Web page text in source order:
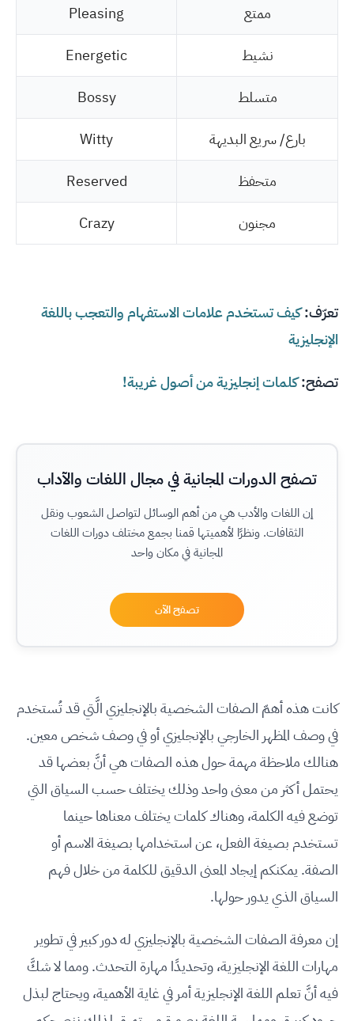
ممتع
Pleasing
نشيط
Energetic
متسلط
Bossy
بارع/ سريع البديهة
Witty
متحفظ
Reserved
مجنون
Crazy
تعرّف:كيف تستخدم علامات الاستفهام والتعجب باللغة
الإنجليزية
تصفح:كلمات إنجليزية من أصول غريبة!
تصفح الدورات المجانية في مجال اللغات والآداب
إن اللغات والأدب هي من أهم الوسائل لتواصل الشعوب ونقل
الثقافات. ونظرًا لأهميتها قمنا بجمع مختلف دورات اللغات
المجانية في مكان واحد
تصفح الآن
كانت هذه أهمّ الصفات الشخصية بالإنجليزي الَّتي قد تُستخدم
في وصف المظهر الخارجي بالإنجليزي أو في وصف شخص معين.
هنالك ملاحظة مهمة حول هذه الصفات هي أنَّ بعضها قد
يحتمل أكثر من معنى واحد وذلك يختلف حسب السياق التي
توضع فيه الكلمة، وهناك كلمات يختلف معناها حينما
تستخدم بصيغة الفعل، عن استخدامها بصيغة الاسم أو
الصفة. يمكنكم إيجاد المعنى الدقيق للكلمة من خلال فهم
السياق الذي يدور حولها.
إن معرفة الصفات الشخصية بالإنجليزي له دور كبير في تطوير
مهارات اللغة الإنجليزية، وتحديدًا مهارة التحدث. ومما لا شكَّ
فيه أنَّ تعلم اللغة الإنجليزية أمر في غاية الأهمية، ويحتاج لبذل